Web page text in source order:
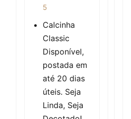
5
Calcinha
Classic
Disponível,
postada em
até 20 dias
úteis. Seja
Linda, Seja